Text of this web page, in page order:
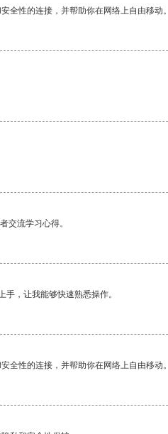
全性的连接，并帮助你在网络上自由移动。
交流学习心得。
，让我能够快速熟悉操作。
全性的连接，并帮助你在网络上自由移动。